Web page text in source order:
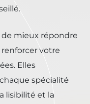
mieux répondre
votre
Elles
spécialité
lisibilité et la